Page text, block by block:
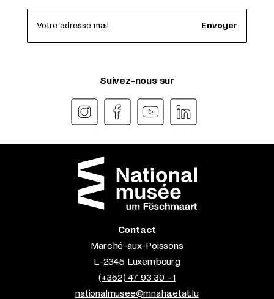
Votre adresse mail Envoyer
Suivez-nous sur
Contact
Marché-aux-Poissons
L-2345 Luxembourg
(+352) 47 93 30 - 1
nationalmusee@mnaha.etat.lu